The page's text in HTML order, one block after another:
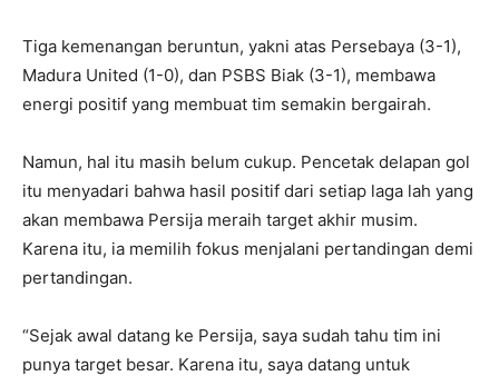
Tiga kemenangan beruntun, yakni atas Persebaya (3-1),
Madura United (1-0), dan PSBS Biak (3-1), membawa
energi positif yang membuat tim semakin bergairah.
Namun, hal itu masih belum cukup. Pencetak delapan gol
itu menyadari bahwa hasil positif dari setiap laga lah yang
akan membawa Persija meraih target akhir musim.
Karena itu, ia memilih fokus menjalani pertandingan demi
pertandingan.
“Sejak awal datang ke Persija, saya sudah tahu tim ini
punya target besar. Karena itu, saya datang untuk